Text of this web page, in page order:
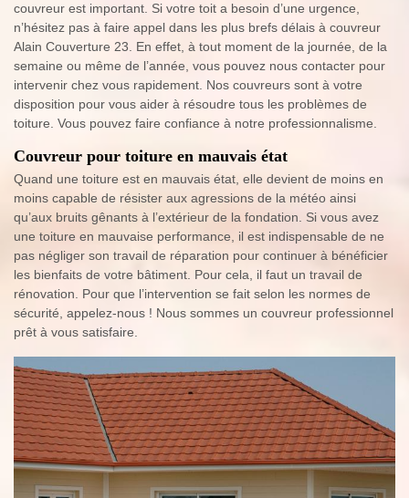
couvreur est important. Si votre toit a besoin d’une urgence,
n’hésitez pas à faire appel dans les plus brefs délais à couvreur
Alain Couverture 23. En effet, à tout moment de la journée, de la
semaine ou même de l’année, vous pouvez nous contacter pour
intervenir chez vous rapidement. Nos couvreurs sont à votre
disposition pour vous aider à résoudre tous les problèmes de
toiture. Vous pouvez faire confiance à notre professionnalisme.
Couvreur pour toiture en mauvais état
Quand une toiture est en mauvais état, elle devient de moins en
moins capable de résister aux agressions de la météo ainsi
qu’aux bruits gênants à l’extérieur de la fondation. Si vous avez
une toiture en mauvaise performance, il est indispensable de ne
pas négliger son travail de réparation pour continuer à bénéficier
les bienfaits de votre bâtiment. Pour cela, il faut un travail de
rénovation. Pour que l’intervention se fait selon les normes de
sécurité, appelez-nous ! Nous sommes un couvreur professionnel
prêt à vous satisfaire.